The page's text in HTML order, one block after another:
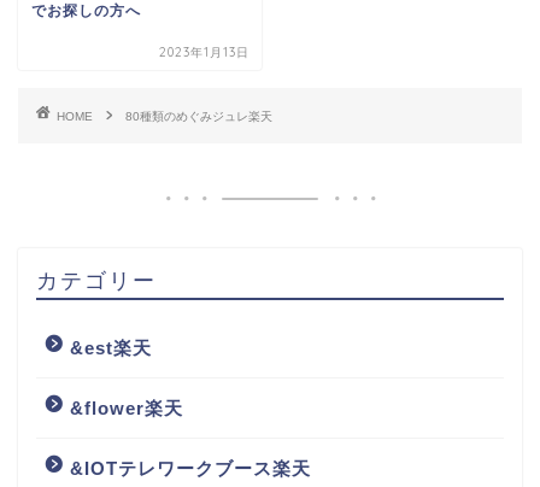
でお探しの方へ
2023年1月13日
HOME 80種類のめぐみジュレ楽天
カテゴリー
&est楽天
&flower楽天
&IOTテレワークブース楽天